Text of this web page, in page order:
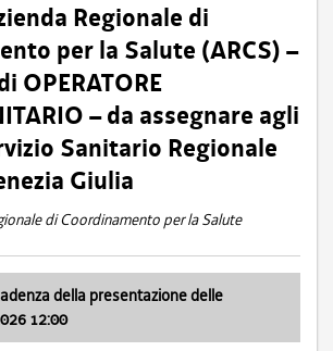
Regionale di
per la Salute (ARCS) –
OPERATORE
– da assegnare agli
Sanitario Regionale
Giulia
di Coordinamento per la Salute
della presentazione delle
12:00